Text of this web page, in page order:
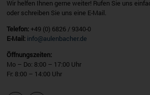
Wir helfen Ihnen gerne weiter! Rufen Sie uns
oder schreiben Sie uns eine E-Mail.
Telefon:+49 (0) 6826 / 9340-0
E-Mail: info@aulenbacher.de
Öffnungszeiten:
Mo – Do: 8:00 – 17:00 Uhr
Fr: 8:00 – 14:00 Uhr